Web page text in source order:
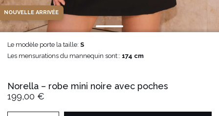
NOUVELLE ARRIVÉE
Norella – robe mini noire avec poches
199,00 €
Le modèle porte la taille: S
Les mensurations du mannequin sont:: 174 cm